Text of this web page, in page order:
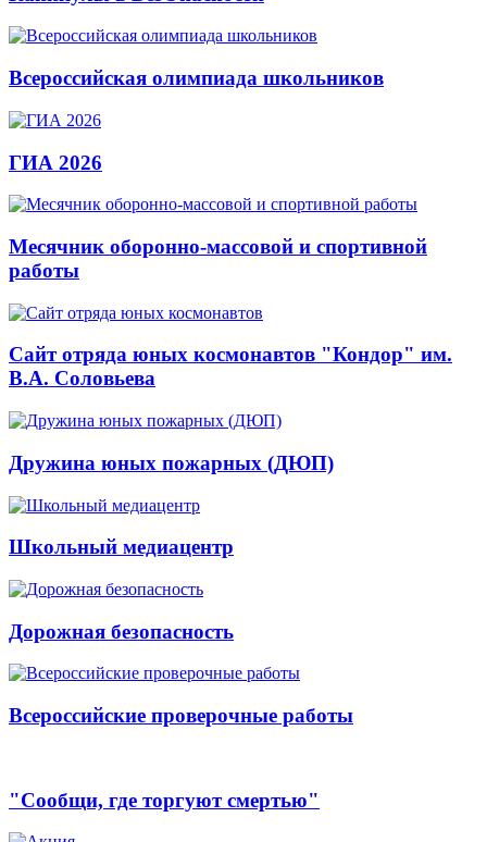
Всероссийская олимпиада школьников
ГИА 2026
Месячник оборонно-массовой и спортивной
работы
Сайт отряда юных космонавтов "Кондор" им.
В.А. Соловьева
Дружина юных пожарных (ДЮП)
Школьный медиацентр
Дорожная безопасность
Всероссийские проверочные работы
"Сообщи, где торгуют смертью"